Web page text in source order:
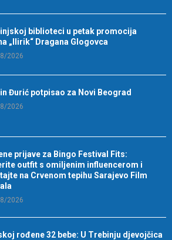
biblioteci u petak promocija
„Ilirik“ Dragana Glogovca
2026
Đurić potpisao za Novi Beograd
2026
prijave za Bingo Festival Fits:
outfit s omiljenim influencerom i
na Crvenom tepihu Sarajevo Film
2026
rođene 32 bebe: U Trebinju djevojčica